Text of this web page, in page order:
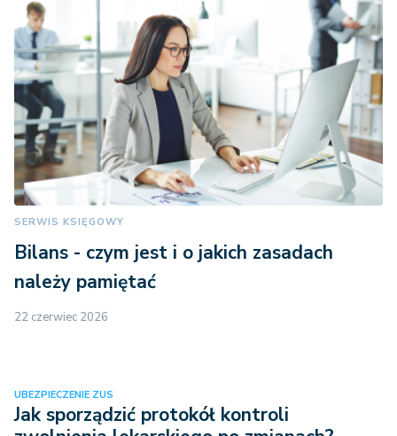
SERWIS KSIĘGOWY
Bilans - czym jest i o jakich zasadach
należy pamiętać
22 czerwiec 2026
UBEZPIECZENIE ZUS
Jak sporządzić protokół kontroli